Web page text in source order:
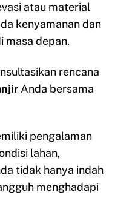
atau material
kenyamanan dan
masa depan.
rencana
Anda bersama
pengalaman
lahan,
tidak hanya indah
menghadapi